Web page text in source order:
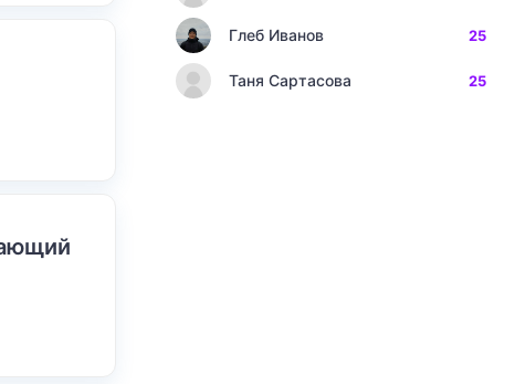
Глеб Иванов 25
Таня Сартасова 25